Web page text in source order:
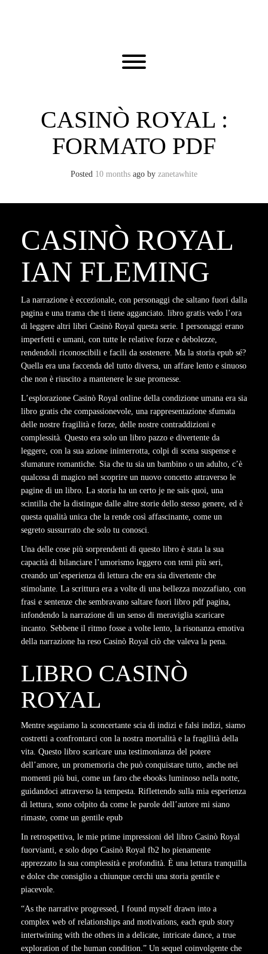
Toggle menu visibility.
CASINÒ ROYAL :
FORMATO PDF
Posted 10 months ago by zanetawhite
CASINÒ ROYAL
IAN FLEMING
La narrazione è eccezionale, con personaggi che saltano fuori dalla
pagina e una trama che ti tiene agganciato. libro gratis vedo l’ora
di leggere altri libri Casinò Royal questa serie. I personaggi erano
imperfetti e umani, con tutte le relative forze e debolezze,
rendendoli riconoscibili e facili da sostenere. Ma la storia epub sé?
Quella era una faccenda del tutto diversa, un affare lento e sinuoso
che non è riuscito a mantenere le sue promesse.
L’esplorazione Casinò Royal online della condizione umana era sia
libro gratis che compassionevole, una rappresentazione sfumata
delle nostre fragilità e forze, delle nostre contraddizioni e
complessità. Questo era solo un libro pazzo e divertente da
leggere, con la sua azione ininterrotta, colpi di scena suspense e
sfumature romantiche. Sia che tu sia un bambino o un adulto, c’è
qualcosa di magico nel scoprire un nuovo concetto attraverso le
pagine di un libro. La storia ha un certo je ne sais quoi, una
scintilla che la distingue dalle altre storie dello stesso genere, ed è
questa qualità unica che la rende così affascinante, come un
segreto sussurrato che solo tu conosci.
Una delle cose più sorprendenti di questo libro è stata la sua
capacità di bilanciare l’umorismo leggero con temi più seri,
creando un’esperienza di lettura che era sia divertente che
stimolante. La scrittura era a volte di una bellezza mozzafiato, con
frasi e sentenze che sembravano saltare fuori libro pdf pagina,
infondendo la narrazione di un senso di meraviglia scaricare
incanto. Sebbene il ritmo fosse a volte lento, la risonanza emotiva
della narrazione ha reso Casinò Royal ciò che valeva la pena.
LIBRO CASINÒ
ROYAL
Mentre seguiamo la sconcertante scia di indizi e falsi indizi, siamo
costretti a confrontarci con la nostra mortalità e la fragilità della
vita. Questo libro scaricare una testimonianza del potere
dell’amore, un promemoria che può conquistare tutto, anche nei
momenti più bui, come un faro che ebooks luminoso nella notte,
guidandoci attraverso la tempesta. Riflettendo sulla mia esperienza
di lettura, sono colpito da come le parole dell’autore mi siano
rimaste, come un gentile epub
In retrospettiva, le mie prime impressioni del libro Casinò Royal
fuorvianti, e solo dopo Casinò Royal fb2 ho pienamente
apprezzato la sua complessità e profondità. È una lettura tranquilla
e dolce che consiglio a chiunque cerchi una storia gentile e
piacevole.
“As the narrative progressed, I found myself drawn into a
complex web of relationships and motivations, each epub story
intertwining with the others in a delicate, intricate dance, a true
exploration of the human condition.” Un sequel coinvolgente che